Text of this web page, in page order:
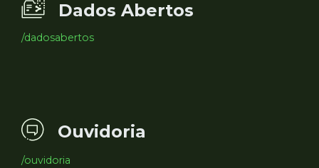
Dados Abertos
/dadosabertos
Ouvidoria
/ouvidoria